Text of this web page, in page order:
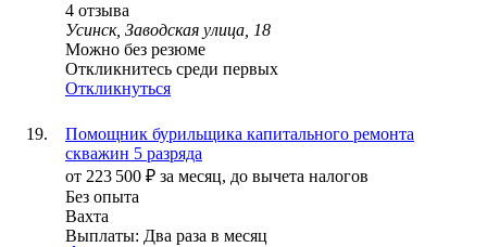
4 отзыва
Усинск, Заводская улица, 18
Можно без резюме
Откликнитесь среди первых
Откликнуться
Помощник бурильщика капитального ремонта
скважин 5 разряда
от 223 500 ₽ за месяц, до вычета налогов
Без опыта
Вахта
Выплаты: Два раза в месяц